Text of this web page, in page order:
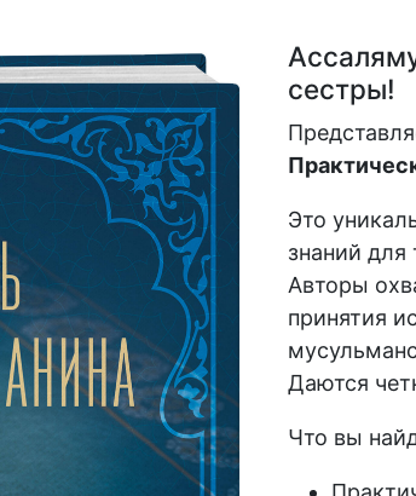
сестры!
Это
знаний для
Авторы
принятия
Даются
Что вы